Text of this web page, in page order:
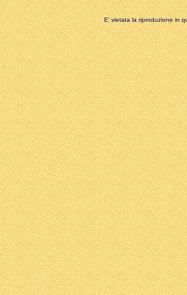
E' vietata la riproduzione in